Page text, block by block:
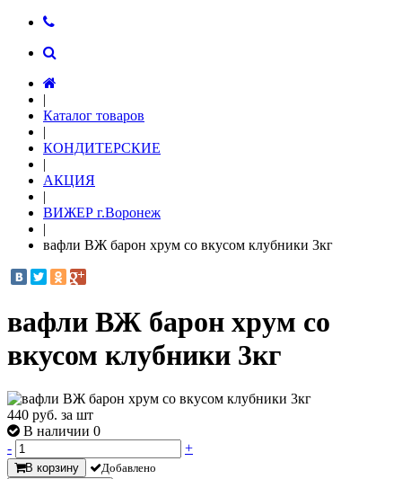
|
Каталог товаров
|
КОНДИТЕРСКИЕ
|
АКЦИЯ
|
ВИЖЕР г.Воронеж
|
вафли ВЖ барон хрум со вкусом клубники 3кг
вафли ВЖ барон хрум со
вкусом клубники 3кг
440 руб. за шт
В наличии 0
-
+
В корзину
Добавлено